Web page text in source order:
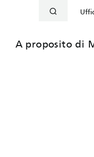
A proposito di